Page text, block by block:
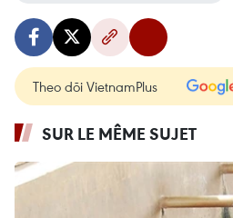
Theo dõi VietnamPlus
SUR LE MÊME SUJET